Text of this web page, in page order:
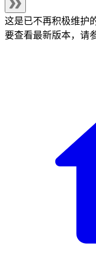
这是已不再积极维护
要查看最新版本，请